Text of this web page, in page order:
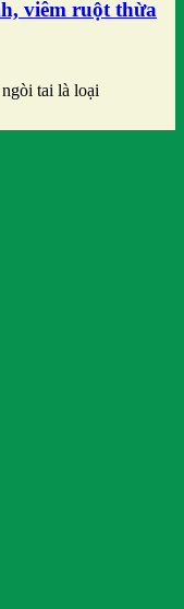
viêm ruột thừa
tai là loại